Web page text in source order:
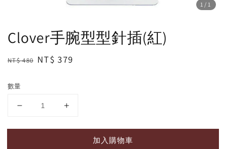
1 /1
Clover手腕型型針插(紅)
Regular
NT$ 480 Sale
NT$ 379
數量
加入購物車